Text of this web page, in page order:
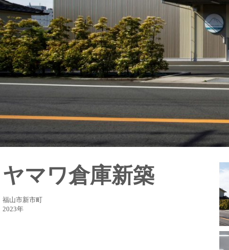
ヤマワ倉庫新築
福山市新市町
2023年